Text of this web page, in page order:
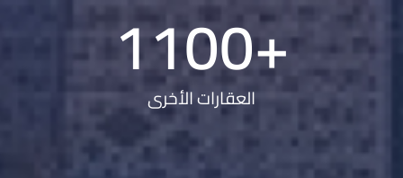
العقارات الأخرى
1100+